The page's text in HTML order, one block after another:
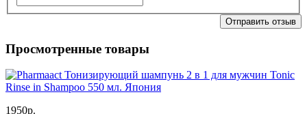
Отправить отзыв
Просмотренные товары
1950р.